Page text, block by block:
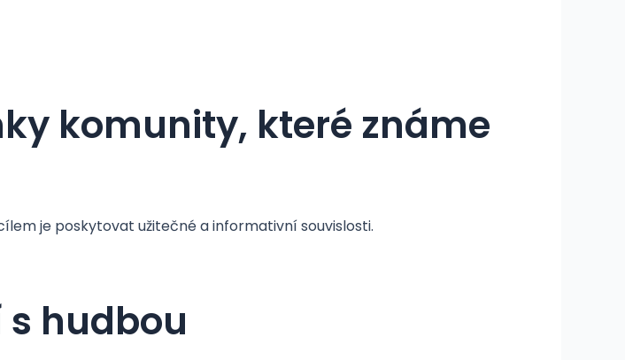
komunity, které známe
je poskytovat užitečné a informativní souvislosti.
hudbou